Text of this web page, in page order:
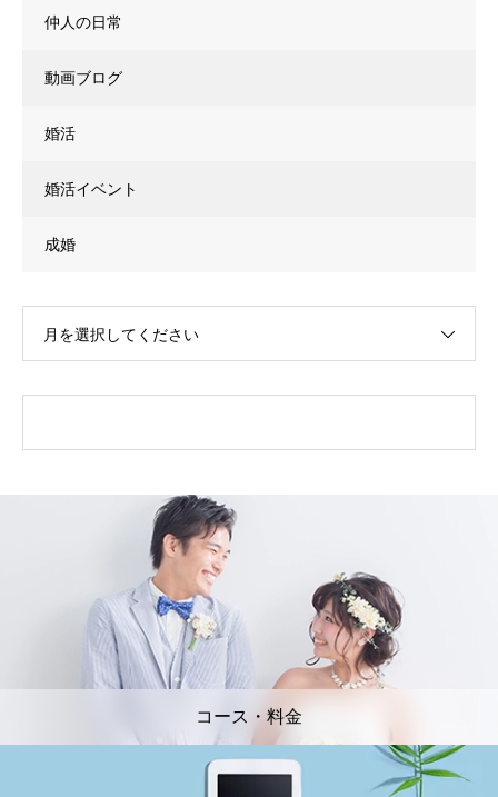
仲人の日常
動画ブログ
婚活
婚活イベント
成婚
月を選択してください
コース・料金